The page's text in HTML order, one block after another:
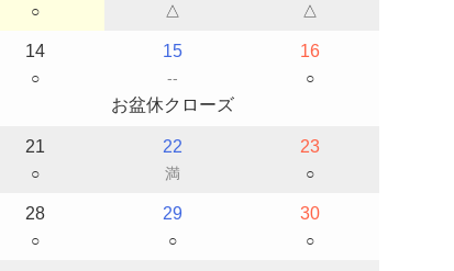
○ △ △
14
○
15
--
お盆休クローズ
16
○
21
○
22
満
23
○
28
○
29
○
30
○